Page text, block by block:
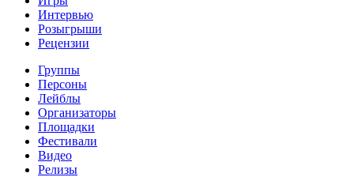
Интервью
Розыгрыши
Рецензии
Группы
Персоны
Лейблы
Организаторы
Площадки
Фестивали
Видео
Релизы